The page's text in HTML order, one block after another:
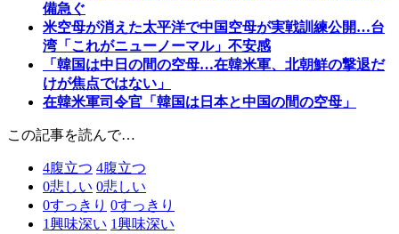
備急ぐ
米空母が消えた太平洋で中国空母が実戦訓練公開…台
湾「これがニューノーマル」不安感
「韓国は中日の間の空母…在韓米軍、北朝鮮の撃退だ
けが焦点ではない」
在韓米軍司令官「韓国は日本と中国の間の空母」
この記事を読んで…
4腹立つ 4腹立つ
0悲しい 0悲しい
0すっきり 0すっきり
1興味深い 1興味深い